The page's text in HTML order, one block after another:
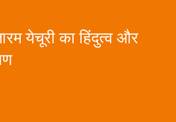
येचूरी का हिंदुत्व और